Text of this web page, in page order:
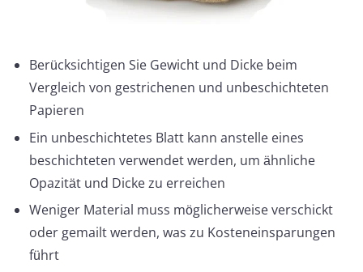
Berücksichtigen Sie Gewicht und Dicke beim
Vergleich von gestrichenen und unbeschichteten
Papieren
Ein unbeschichtetes Blatt kann anstelle eines
beschichteten verwendet werden, um ähnliche
Opazität und Dicke zu erreichen
Weniger Material muss möglicherweise verschickt
oder gemailt werden, was zu Kosteneinsparungen
führt